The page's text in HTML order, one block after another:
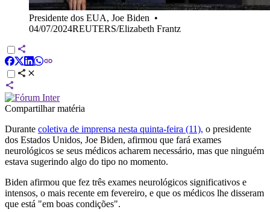
Presidente dos EUA, Joe Biden •
04/07/2024REUTERS/Elizabeth Frantz
Compartilhar matéria
Durante coletiva de imprensa nesta quinta-feira (11), o presidente
dos Estados Unidos, Joe Biden, afirmou que fará exames
neurológicos se seus médicos acharem necessário, mas que ninguém
estava sugerindo algo do tipo no momento.
Biden afirmou que fez três exames neurológicos significativos e
intensos, o mais recente em fevereiro, e que os médicos lhe disseram
que está "em boas condições".